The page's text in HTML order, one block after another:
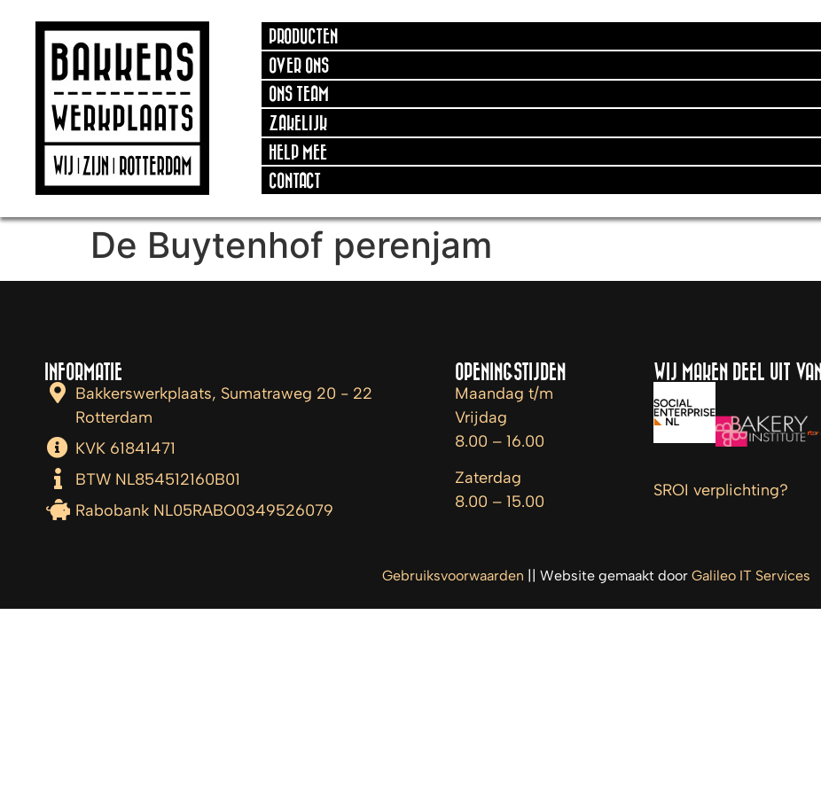
PRODUCTEN
OVER ONS
ONS TEAM
ZAKELIJK
HELP MEE
CONTACT
De Buytenhof perenjam
INFORMATIE
Bakkerswerkplaats, Sumatraweg 20 - 22
Rotterdam
KVK 61841471
BTW NL854512160B01
Rabobank NL05RABO0349526079
OPENINGSTIJDEN
Maandag t/m
Vrijdag
8.00 – 16.00
Zaterdag
8.00 – 15.00
WIJ MAKEN DEEL UIT VAN
SROI verplichting?
Gebruiksvoorwaarden || Website gemaakt door Galileo IT Services